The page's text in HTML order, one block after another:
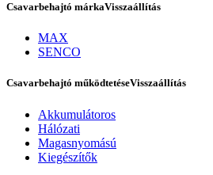
Bostitch
Csavarbehajtó márkaVisszaállítás
MAX
SENCO
Csavarbehajtó működtetéseVisszaállítás
Akkumulátoros
Hálózati
Magasnyomású
Kiegészítők